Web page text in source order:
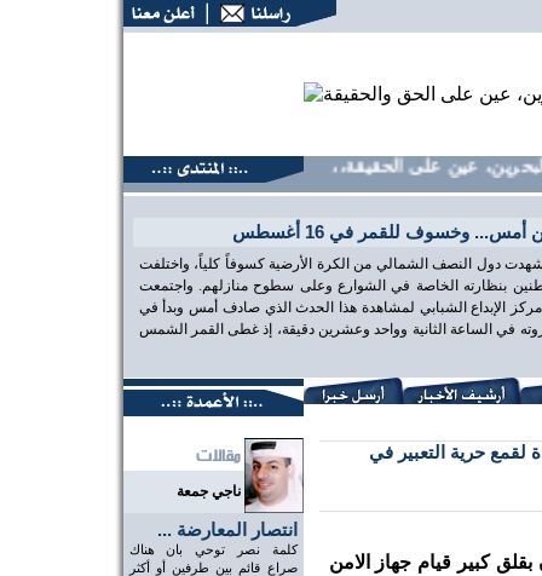
عين على الحقيقة،، منتديات البحرين، عين على الحقيقة،،
وخسوف للقمر في 16 أغسطس
دول النصف الشمالي من الكرة الأرضية كسوفاً كلياً، واختلفت
بنظارته الخاصة في الشوارع وعلى سطوح منازلهم. واجتمعت
الإبداع الشبابي لمشاهدة هذا الحدث الذي صادف أمس وبدأ في
في الساعة الثانية وواحد وعشرين دقيقة، إذ غطى القمر الشمس
ناجي جمعة
انتصار المعارضة ...
كلمة نصر توحي بان هناك
صراع قائم بين طرفين أو أكثر
لقمع حرية التعبير في
كبير قيام جهاز الامن